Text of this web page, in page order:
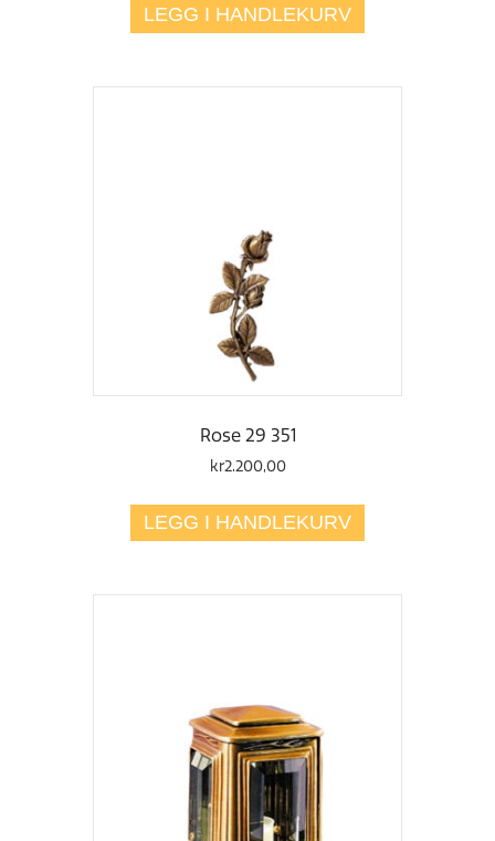
kr2.200,00.kr1.600,00.
LEGG I HANDLEKURV
Rose 29 351
kr2.200,00
LEGG I HANDLEKURV